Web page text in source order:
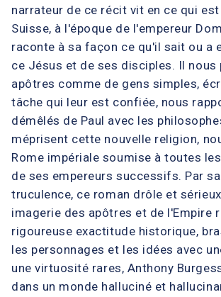
narrateur de ce récit vit en ce qui
Suisse, à l'époque de l'empereur
raconte à sa façon ce qu'il sait ou a
ce Jésus et de ses disciples. Il nous
apôtres comme de gens simples,
tâche qui leur est confiée, nous
démêlés de Paul avec les
méprisent cette nouvelle religion,
Rome impériale soumise à toutes
de ses empereurs successifs. Par
truculence, ce roman drôle et
imagerie des apôtres et de l'Empire
rigoureuse exactitude historique,
les personnages et les idées avec
une virtuosité rares, Anthony
dans un monde halluciné et